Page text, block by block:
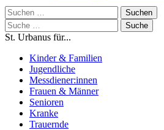
Suchen
nach:
Suche
nach:
St. Urbanus für...
Kinder & Familien
Jugendliche
Messdiener:innen
Frauen & Männer
Senioren
Kranke
Trauernde